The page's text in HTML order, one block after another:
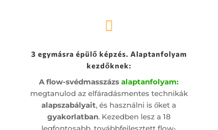

3 egymásra épülő képzés. Alaptanfolyam
kezdőknek:
A flow-svédmasszázsalaptanfolyam:
megtanulod az elfáradásmentes technikák
alapszabályait, és használni is őket a
gyakorlatban. Kezedben lesz a 18
legfontosabb, továbbfejlesztett flow-